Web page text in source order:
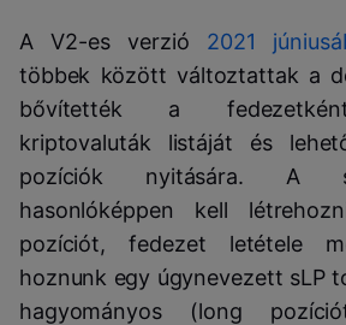
A V2-es verzió 2021
többek között változtattak a
bővítették a
kriptovaluták listáját és
pozíciók nyitására. A
hasonlóképpen kell
pozíciót, fedezet letétele
hoznunk egy úgynevezett sLP
hagyományos (long